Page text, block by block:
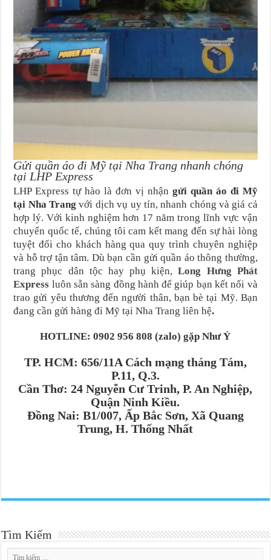
Gửi quần áo đi Mỹ tại Nha Trang nhanh chóng
tại LHP Express
LHP Express tự hào là đơn vị nhận gửi quần áo đi Mỹ
tại Nha Trang với dịch vụ uy tín, nhanh chóng và giá cả
hợp lý. Với kinh nghiệm hơn 17 năm trong lĩnh vực vận
chuyển quốc tế, chúng tôi cam kết mang đến sự hài lòng
tuyệt đối cho khách hàng qua quy trình chuyên nghiệp
và hỗ trợ tận tâm. Dù bạn cần gửi quần áo thông thường,
trang phục dân tộc hay phụ kiện,Long Hưng Phát
Express luôn sẵn sàng đồng hành để giúp bạn kết nối và
trao gửi yêu thương đến người thân, bạn bè tại Mỹ. Bạn
đang cần gửi hàng đi Mỹ tại Nha Trang liên hệ.
HOTLINE: 0902 956 808 (zalo) gặp Như Ý
TP. HCM: 656/11A Cách mạng tháng Tám,
P.11, Q.3.
Cần Thơ: 24 Nguyễn Cư Trinh, P. An Nghiệp,
Quận Ninh Kiều.
Đồng Nai: B1/007, Ấp Bắc Sơn, Xã Quang
Trung, H. Thống Nhất
Tìm Kiếm